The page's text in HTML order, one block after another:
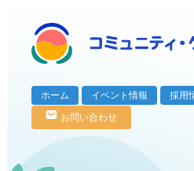
ホーム イベント情報
採用
お問い合わせ